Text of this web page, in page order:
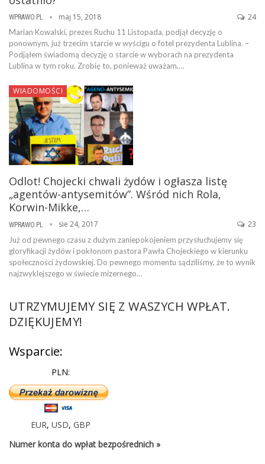
WPRAWO.PL maj 15, 2018 24
Marian Kowalski, prezes Ruchu 11 Listopada, podjął decyzję o
ponownym, już trzecim starcie w wyścigu o fotel prezydenta Lublina. –
Podjąłem świadomą decyzję o starcie w wyborach na prezydenta
Lublina w tym roku. Zrobię to, ponieważ uważam,…
WIADOMOŚCI
Odlot! Chojecki chwali żydów i ogłasza listę
„agentów-antysemitów”. Wśród nich Rola,
Korwin-Mikke,…
WPRAWO.PL sie 24, 2017 23
Już od pewnego czasu z dużym zaniepokojeniem przysłuchujemy się
gloryfikacji żydów i pokłonom pastora Pawła Chojeckiego w kierunku
społeczności żydowskiej. Do pewnego momentu sądziliśmy, że to wynik
najzwyklejszego w świecie mizernego…
UTRZYMUJEMY SIĘ Z WASZYCH WPŁAT.
DZIĘKUJEMY!
Wsparcie:
PLN:
EUR, USD, GBP
Numer konta do wpłat bezpośrednich »